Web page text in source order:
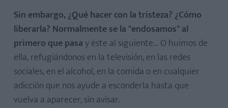
Sin embargo, ¿Qué hacer con la tristeza? ¿Cómo
liberarla? Normalmente se la "endosamos" al
primero que pasay éste al siguiente… O huimos de
ella, refugiándonos en la televisión, en las redes
sociales, en el alcohol, en la comida o en cualquier
adicción que nos ayude a esconderla hasta que
vuelva a aparecer, sin avisar.